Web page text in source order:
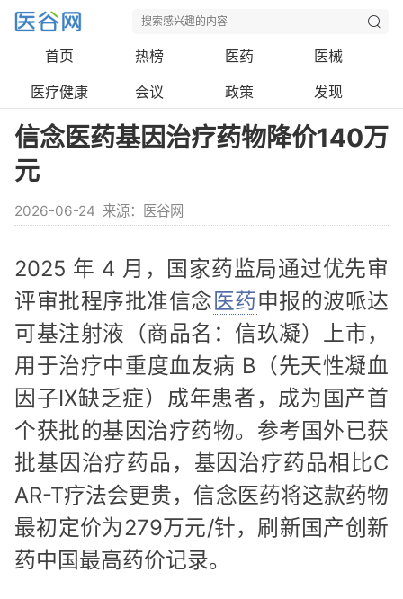
首页 热榜 医药
医械
医疗健康
会议 政策 发现
信念医药基因治疗药物降价140万
元
2026-06-24 来源：医谷网
2025 年 4 月，国家药监局通过优先审
评审批程序批准信念医药申报的波哌达
可基注射液（商品名：信玖凝）上市，
用于治疗中重度血友病 B（先天性凝血
因子IX缺乏症）成年患者，成为国产首
个获批的基因治疗药物。参考国外已获
批基因治疗药品，基因治疗药品相比C
AR-T疗法会更贵，信念医药将这款药物
最初定价为279万元/针，刷新国产创新
药中国最高药价记录。